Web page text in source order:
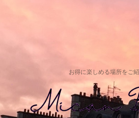
お得に楽しめる場所をご紹